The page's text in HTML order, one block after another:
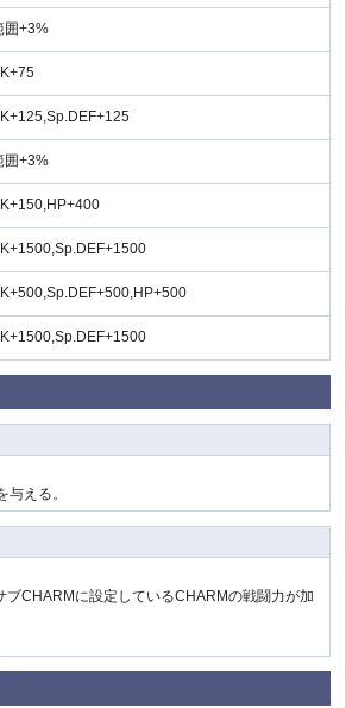
囲+3%
囲+3%
える。
ブCHARMに設定しているCHARMの戦闘力が加